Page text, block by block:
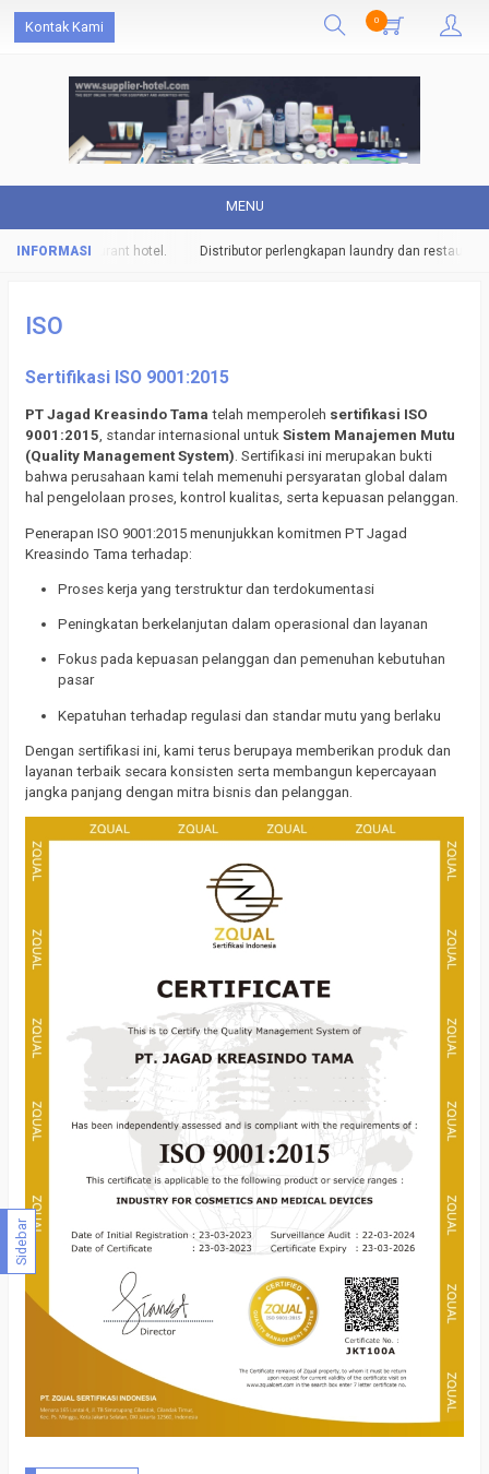
Kontak Kami 0
MENU
dan restaurant hotel. Distributor perlengkapan laundry dan restaurant
ISO
Sertifikasi ISO 9001:2015
PT Jagad Kreasindo Tama telah memperoleh sertifikasi ISO
9001:2015, standar internasional untuk Sistem Manajemen Mutu
(Quality Management System). Sertifikasi ini merupakan bukti
bahwa perusahaan kami telah memenuhi persyaratan global dalam
hal pengelolaan proses, kontrol kualitas, serta kepuasan pelanggan.
Penerapan ISO 9001:2015 menunjukkan komitmen PT Jagad
Kreasindo Tama terhadap:
Proses kerja yang terstruktur dan terdokumentasi
Peningkatan berkelanjutan dalam operasional dan layanan
Fokus pada kepuasan pelanggan dan pemenuhan kebutuhan
pasar
Kepatuhan terhadap regulasi dan standar mutu yang berlaku
Dengan sertifikasi ini, kami terus berupaya memberikan produk dan
layanan terbaik secara konsisten serta membangun kepercayaan
jangka panjang dengan mitra bisnis dan pelanggan.
Sidebar